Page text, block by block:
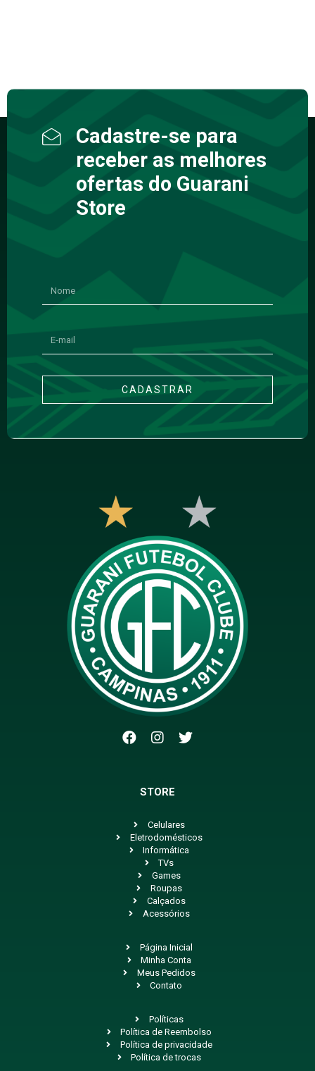
Cadastre-se para
receber as melhores
ofertas do Guarani
Store
CADASTRAR
STORE
Celulares
Eletrodomésticos
Informática
TVs
Games
Roupas
Calçados
Acessórios
Página Inicial
Minha Conta
Meus Pedidos
Contato
Políticas
Política de Reembolso
Política de privacidade
Política de trocas